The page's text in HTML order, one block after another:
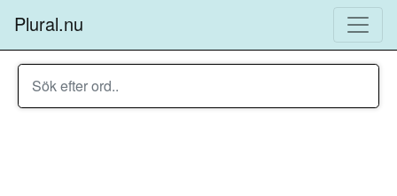
Plural.nu